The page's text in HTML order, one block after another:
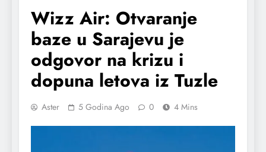
Wizz Air: Otvaranje
baze u Sarajevu je
odgovor na krizu i
dopuna letova iz Tuzle
Aster 5 Godina Ago 0 4 Mins